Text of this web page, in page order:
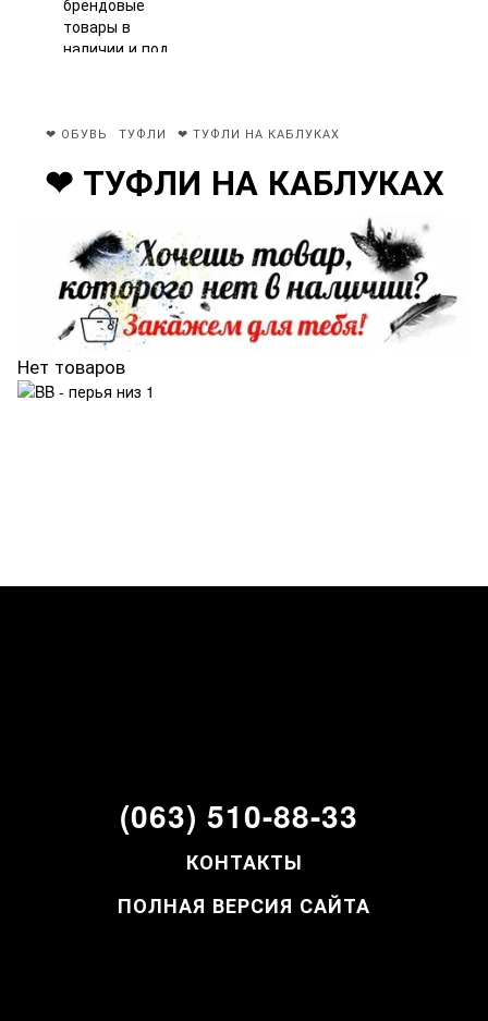
❤ ОБУВЬ ТУФЛИ ❤ ТУФЛИ НА КАБЛУКАХ
❤ ТУФЛИ НА КАБЛУКАХ
Нет товаров
(063) 510-88-33
КОНТАКТЫ
ПОЛНАЯ ВЕРСИЯ САЙТА